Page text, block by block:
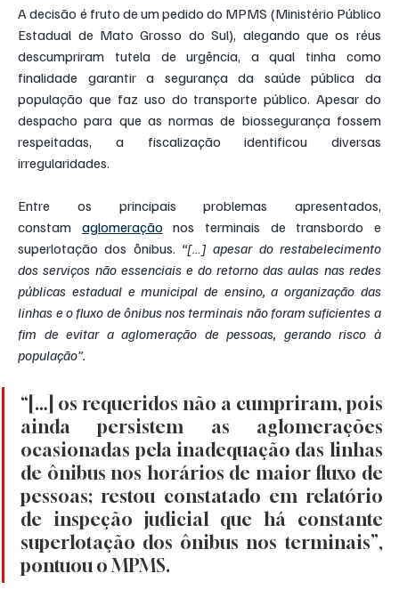
A decisão é fruto de um pedido do MPMS (Ministério Público
Estadual de Mato Grosso do Sul), alegando que os réus
descumpriram tutela de urgência, a qual tinha como
finalidade garantir a segurança da saúde pública da
população que faz uso do transporte público. Apesar do
despacho para que as normas de biossegurança fossem
respeitadas, a fiscalização identificou diversas
irregularidades.
Entre os principais problemas apresentados,
constam aglomeração nos terminais de transbordo e
superlotação dos ônibus. “[…] apesar do restabelecimento
dos serviços não essenciais e do retorno das aulas nas redes
públicas estadual e municipal de ensino, a organização das
linhas e o fluxo de ônibus nos terminais não foram suficientes a
fim de evitar a aglomeração de pessoas, gerando risco à
população”.
“[…] os requeridos não a cumpriram, pois
ainda persistem as aglomerações
ocasionadas pela inadequação das linhas
de ônibus nos horários de maior fluxo de
pessoas; restou constatado em relatório
de inspeção judicial que há constante
superlotação dos ônibus nos terminais”,
pontuou o MPMS.